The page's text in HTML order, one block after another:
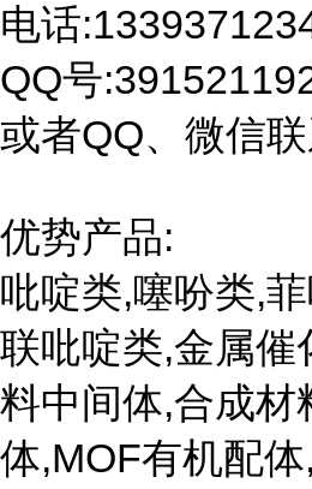
电话
QQ号
或者QQ、微信
优势产品:
吡啶类,噻吩类,
联吡啶类,金属催
料中间体,合成材
体,MOF有机配